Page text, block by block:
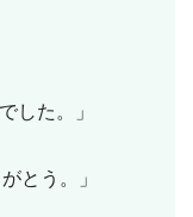
した。」
とう。」